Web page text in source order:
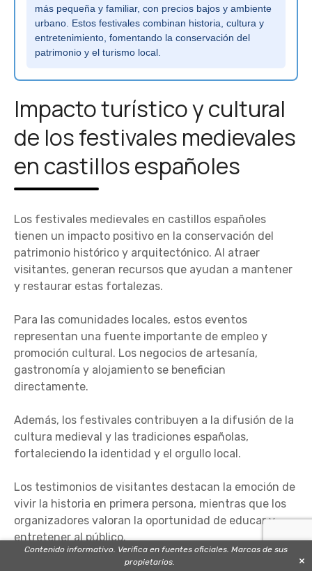
más pequeña y familiar, con precios bajos y ambiente
urbano. Estos festivales combinan historia, cultura y
entretenimiento, fomentando la conservación del
patrimonio y el turismo local.
Impacto turístico y cultural
de los festivales medievales
en castillos españoles
Los festivales medievales en castillos españoles
tienen un impacto positivo en la conservación del
patrimonio histórico y arquitectónico. Al atraer
visitantes, generan recursos que ayudan a mantener
y restaurar estas fortalezas.
Para las comunidades locales, estos eventos
representan una fuente importante de empleo y
promoción cultural. Los negocios de artesanía,
gastronomía y alojamiento se benefician
directamente.
Además, los festivales contribuyen a la difusión de la
cultura medieval y las tradiciones españolas,
fortaleciendo la identidad y el orgullo local.
Los testimonios de visitantes destacan la emoción de
vivir la historia en primera persona, mientras que los
organizadores valoran la oportunidad de educar y
entretener al público.
Contenido informativo. Verifica en fuentes oficiales. Marcas de sus
propietarios.
×